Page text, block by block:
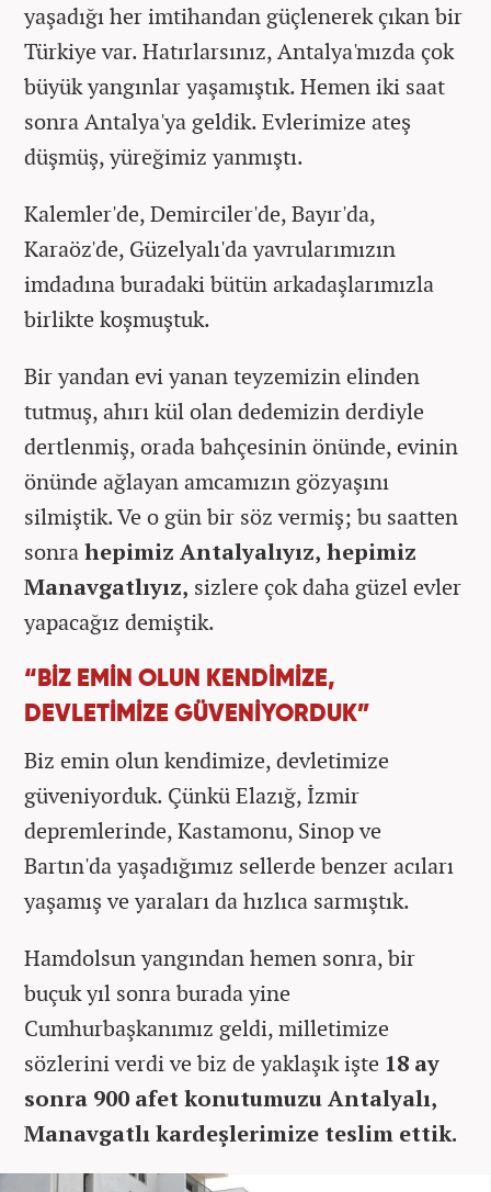
yaşadığı her imtihandan güçlenerek çıkan bir
Türkiye var. Hatırlarsınız, Antalya'mızda çok
büyük yangınlar yaşamıştık. Hemen iki saat
sonra Antalya'ya geldik. Evlerimize ateş
düşmüş, yüreğimiz yanmıştı.
Kalemler'de, Demirciler'de, Bayır'da,
Karaöz'de, Güzelyalı'da yavrularımızın
imdadına buradaki bütün arkadaşlarımızla
birlikte koşmuştuk.
Bir yandan evi yanan teyzemizin elinden
tutmuş, ahırı kül olan dedemizin derdiyle
dertlenmiş, orada bahçesinin önünde, evinin
önünde ağlayan amcamızın gözyaşını
silmiştik. Ve o gün bir söz vermiş; bu saatten
sonrahepimiz Antalyalıyız, hepimiz
Manavgatlıyız, sizlere çok daha güzel evler
yapacağız demiştik.
“BİZ EMİN OLUN KENDİMİZE,
DEVLETİMİZE GÜVENİYORDUK”
Biz emin olun kendimize, devletimize
güveniyorduk. Çünkü Elazığ, İzmir
depremlerinde, Kastamonu, Sinop ve
Bartın'da yaşadığımız sellerde benzer acıları
yaşamış ve yaraları da hızlıca sarmıştık.
Hamdolsun yangından hemen sonra, bir
buçuk yıl sonra burada yine
Cumhurbaşkanımız geldi, milletimize
sözlerini verdi ve biz de yaklaşık işte 18 ay
sonra 900 afet konutumuzu Antalyalı,
Manavgatlı kardeşlerimize teslim ettik.